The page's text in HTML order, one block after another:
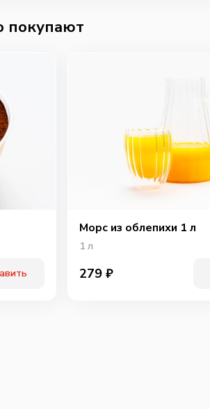
покупают
Морс из облепихи 1 л
1 л
279 ₽